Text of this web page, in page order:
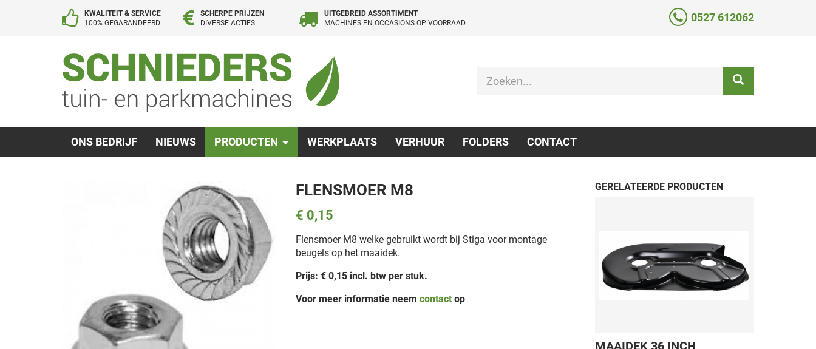
KWALITEIT & SERVICE
100% GEGARANDEERD
SCHERPE PRIJZEN
DIVERSE ACTIES
UITGEBREID ASSORTIMENT
MACHINES EN OCCASIONS OP VOORRAAD
0527 612062
ONS BEDRIJF NIEUWS PRODUCTEN WERKPLAATS VERHUUR FOLDERS CONTACT
FLENSMOER M8
€ 0,15
Flensmoer M8 welke gebruikt wordt bij Stiga voor montage
beugels op het maaidek.
Prijs: € 0,15 incl. btw per stuk.
Voor meer informatie neemcontactop
GERELATEERDE PRODUCTEN
MAAIDEK 36 INCH